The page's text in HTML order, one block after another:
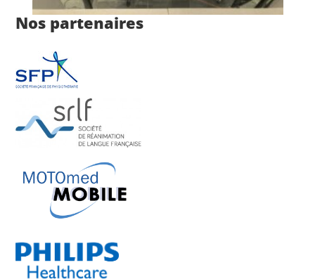
Nos partenaires